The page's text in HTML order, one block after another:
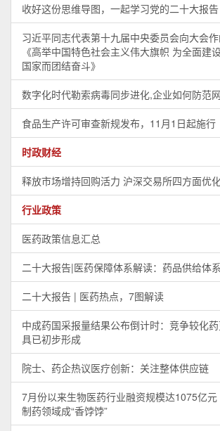
收好这份思维导图，一起学习党的二十大报告
习近平同志代表第十九届中央委员会向大会作
《高举中国特色社会主义伟大旗帜 为全面建
国家而团结奋斗》
数字化时代勒索病毒同步进化,企业如何防范
食品生产许可审查新规发布，11月1日起施行
时政财经
释放市场增持回购活力 沪深交易所四方面优
行业政策
医药政策信息汇总
二十大报告|医药保障体系解读：药品供给体
二十大报告 | 医药热点，7图解读
中成药国采报量结果公布倒计时：竞争较化
具已初步形成
院士、药企热议医疗创新：关注整体供应链
7月份以来生物医药行业融资规模达1075亿
制药领域成“香饽饽”